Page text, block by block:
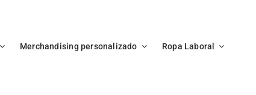
Merchandising personalizado
Ropa Laboral